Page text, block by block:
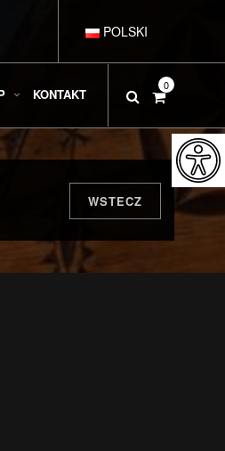
POLSKI
DEUTSCH
ESPAÑOL
KONTAKT
0
WSTECZ